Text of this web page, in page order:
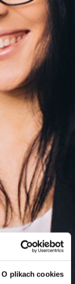
O plikach cookies